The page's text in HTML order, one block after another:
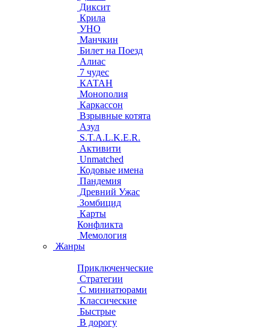
Диксит
Крила
УНО
Манчкин
Билет на Поезд
Алиас
7 чудес
КАТАН
Монополия
Каркассон
Взрывные котята
Азул
S.T.A.L.K.E.R.
Активити
Unmatched
Кодовые имена
Пандемия
Древний Ужас
Зомбицид
Карты
Конфликта
Мемология
Жанры
Приключенческие
Стратегии
С миниатюрами
Классические
Быстрые
В дорогу